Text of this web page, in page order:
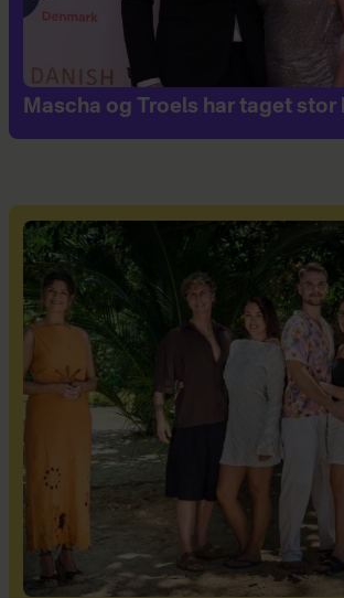
Mascha og Troels har taget stor